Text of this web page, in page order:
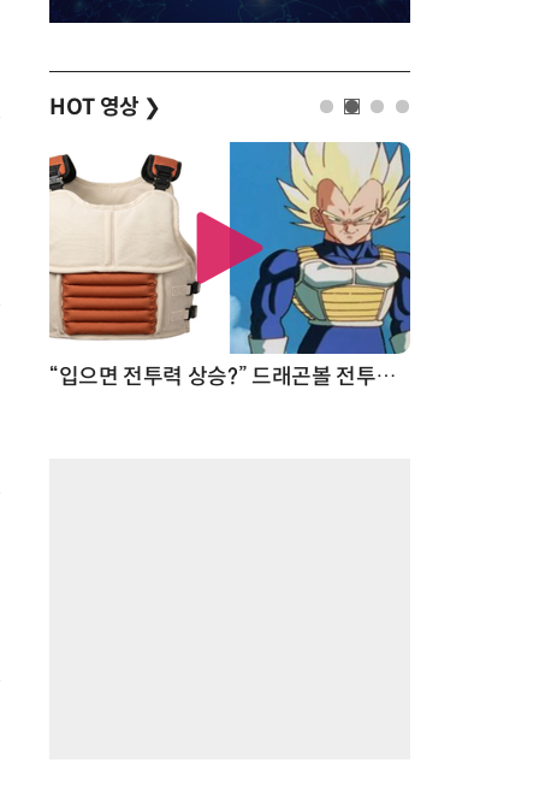
HOT 영상 ❯
“입으면 전투력 상승?” 드래곤볼 전투복 닮은 중량조끼